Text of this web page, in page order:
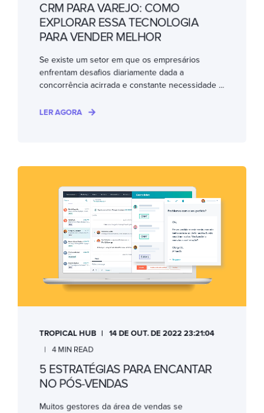
CRM PARA VAREJO: COMO
EXPLORAR ESSA TECNOLOGIA
PARA VENDER MELHOR
Se existe um setor em que os empresários
enfrentam desafios diariamente dada a
concorrência acirrada e constante necessidade ...
LER AGORA
TROPICAL HUB
14 DE OUT. DE 2022 23:21:04
4 MIN READ
5 ESTRATÉGIAS PARA ENCANTAR
NO PÓS-VENDAS
Muitos gestores da área de vendas se